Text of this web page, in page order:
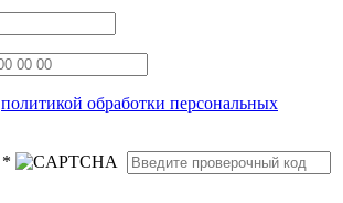
политикой обработки персональных
*